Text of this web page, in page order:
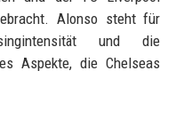
Alonso steht für
und die
Aspekte, die Chelseas